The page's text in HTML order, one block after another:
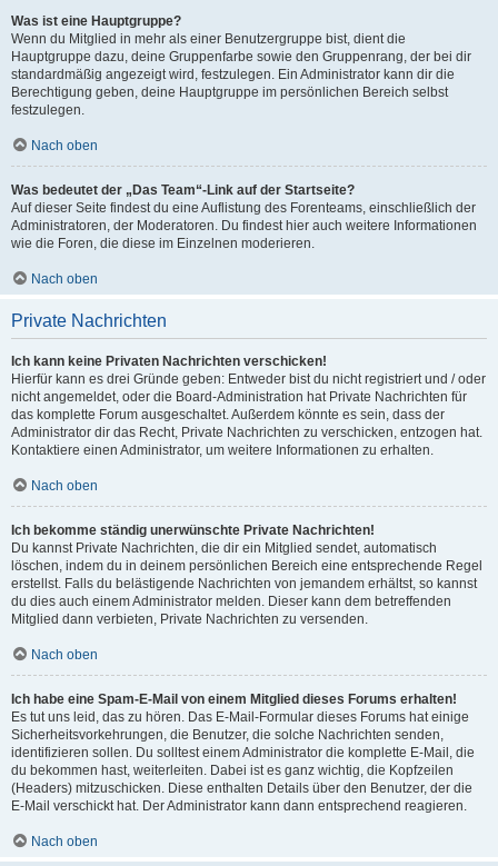
Was ist eine Hauptgruppe?
Wenn du Mitglied in mehr als einer Benutzergruppe bist, dient die
Hauptgruppe dazu, deine Gruppenfarbe sowie den Gruppenrang, der bei dir
standardmäßig angezeigt wird, festzulegen. Ein Administrator kann dir die
Berechtigung geben, deine Hauptgruppe im persönlichen Bereich selbst
festzulegen.
Nach oben
Was bedeutet der „Das Team“-Link auf der Startseite?
Auf dieser Seite findest du eine Auflistung des Forenteams, einschließlich der
Administratoren, der Moderatoren. Du findest hier auch weitere Informationen
wie die Foren, die diese im Einzelnen moderieren.
Nach oben
Private Nachrichten
Ich kann keine Privaten Nachrichten verschicken!
Hierfür kann es drei Gründe geben: Entweder bist du nicht registriert und / oder
nicht angemeldet, oder die Board-Administration hat Private Nachrichten für
das komplette Forum ausgeschaltet. Außerdem könnte es sein, dass der
Administrator dir das Recht, Private Nachrichten zu verschicken, entzogen hat.
Kontaktiere einen Administrator, um weitere Informationen zu erhalten.
Nach oben
Ich bekomme ständig unerwünschte Private Nachrichten!
Du kannst Private Nachrichten, die dir ein Mitglied sendet, automatisch
löschen, indem du in deinem persönlichen Bereich eine entsprechende Regel
erstellst. Falls du belästigende Nachrichten von jemandem erhältst, so kannst
du dies auch einem Administrator melden. Dieser kann dem betreffenden
Mitglied dann verbieten, Private Nachrichten zu versenden.
Nach oben
Ich habe eine Spam-E-Mail von einem Mitglied dieses Forums erhalten!
Es tut uns leid, das zu hören. Das E-Mail-Formular dieses Forums hat einige
Sicherheitsvorkehrungen, die Benutzer, die solche Nachrichten senden,
identifizieren sollen. Du solltest einem Administrator die komplette E-Mail, die
du bekommen hast, weiterleiten. Dabei ist es ganz wichtig, die Kopfzeilen
(Headers) mitzuschicken. Diese enthalten Details über den Benutzer, der die
E-Mail verschickt hat. Der Administrator kann dann entsprechend reagieren.
Nach oben